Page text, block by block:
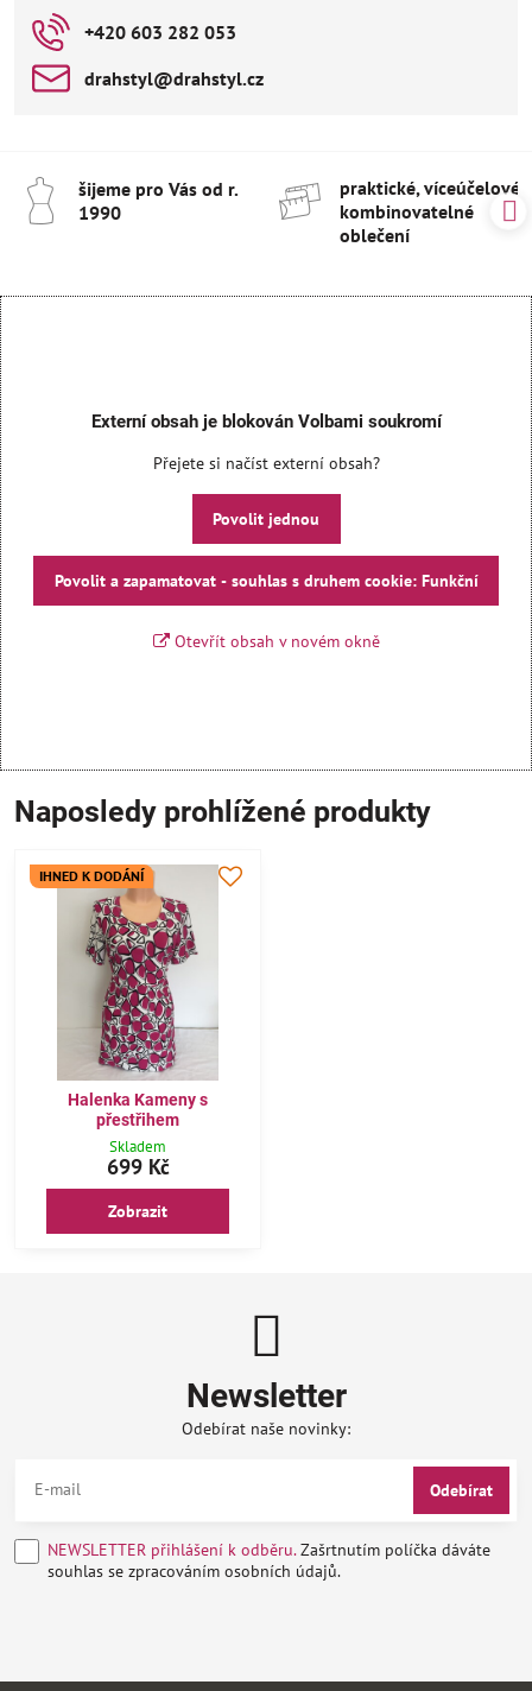
+420 603 282 053
drahstyl​@drahstyl​.cz
šijeme pro Vás od r​.
1990
praktické, víceúčelové
kombinovatelné
oblečení
Externí obsah je blokován Volbami soukromí
Přejete si načíst externí obsah?
Povolit jednou
Povolit a zapamatovat - souhlas s druhem cookie: Funkční
Otevřít obsah v novém okně
Naposledy prohlížené produkty
IHNED K DODÁNÍ
Halenka Kameny s
přestřihem
Skladem
699 Kč
Zobrazit
Newsletter
Odebírat naše novinky:
Odebírat
NEWSLETTER přihlášení k odběru.Zašrtnutím políčka dáváte
souhlas se zpracováním osobních údajů.